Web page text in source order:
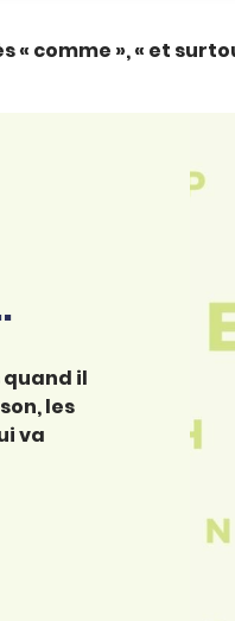
comme », « et
quand il
les
va